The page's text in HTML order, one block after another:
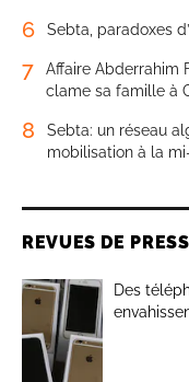
6 Sebta, paradoxes
7
Affaire Abderrahim
clame sa famille à
8
Sebta: un réseau
mobilisation à la
REVUES DE
Des